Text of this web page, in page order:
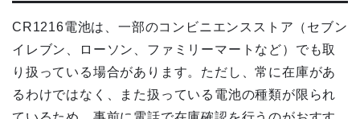
CR1216電池は、一部のコンビニエンスストア（セブン
イレブン、ローソン、ファミリーマートなど）でも取
り扱っている場合があります。ただし、常に在庫があ
るわけではなく、また扱っている電池の種類が限られ